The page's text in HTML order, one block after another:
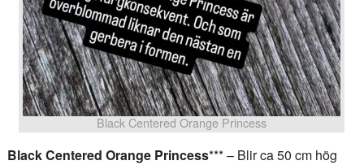
Black Centered Orange Princess
Black Centered Orange Princess*** – Blir ca 50 cm hög